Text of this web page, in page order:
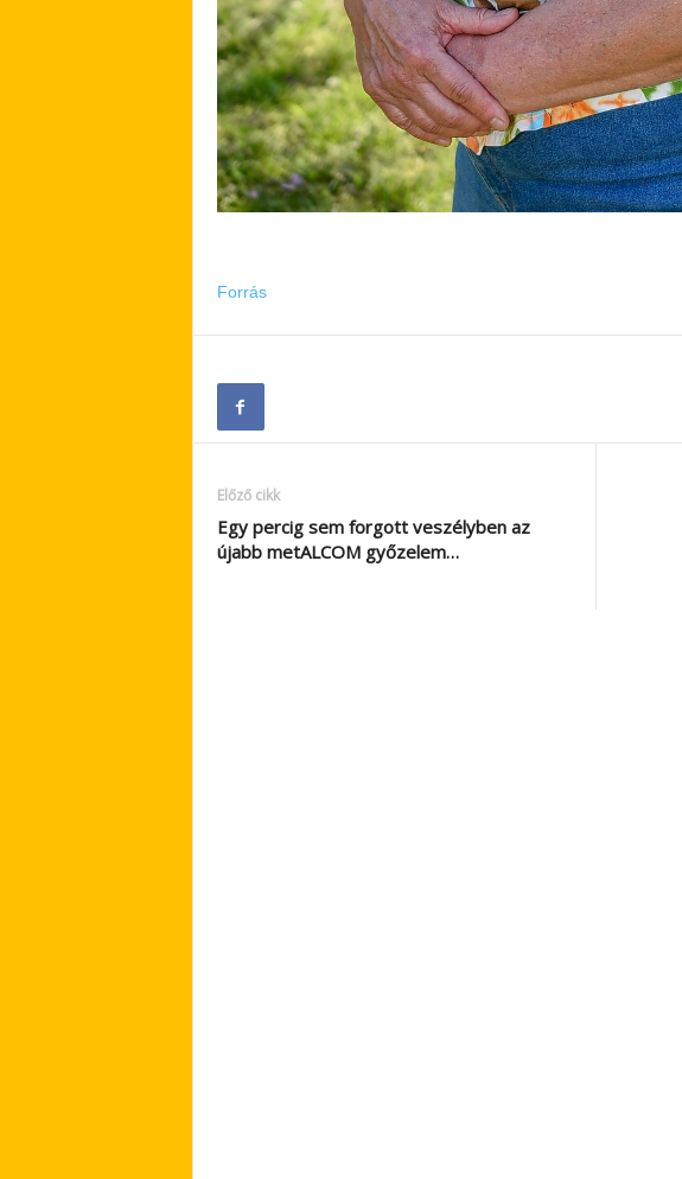
Forrás
Előző cikk
Egy percig sem forgott veszélyben az
újabb metALCOM győzelem…